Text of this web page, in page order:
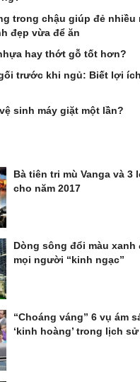
trong chậu giúp đẻ nhiều
đẹp vừa để ăn
hay thớt gỗ tốt hơn?
trước khi ngủ: Biết lợi
sinh máy giặt một lần?
Bà tiên tri mù Vanga và 3
cho năm 2017
Dòng sông đổi màu xanh
mọi người “kinh ngạc”
“Choáng váng” 6 vụ ám
‘kinh hoàng’ trong lịch